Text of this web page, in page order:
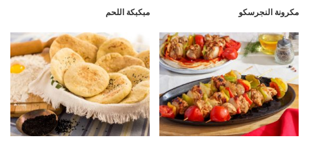
مكرونة النجرسكو مبكبكة اللحم